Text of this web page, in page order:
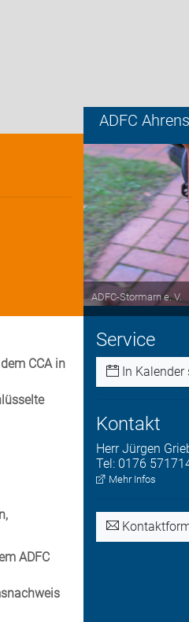
ADFC
ADFC-Stormarn e. V.
Service
In Kalender
Kontakt
Herr Jürgen
Tel: 0176
Mehr Infos
CCA in
ADFC